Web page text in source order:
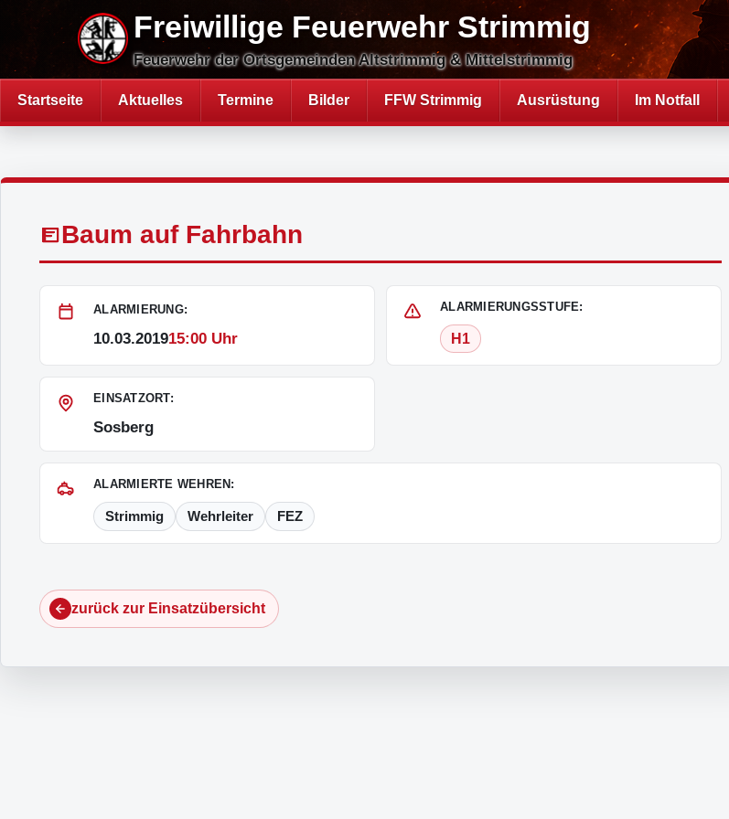
Inhalt
Freiwillige Feuerwehr Strimmig
Feuerwehr der Ortsgemeinden Altstrimmig & Mittelstrimmig
Startseite Aktuelles Termine Bilder FFW Strimmig Ausrüstung Im Notfall
Baum auf Fahrbahn
ALARMIERUNG:
10.03.201915:00 Uhr
ALARMIERUNGSSTUFE:
H1
EINSATZORT:
Sosberg
ALARMIERTE WEHREN:
Strimmig Wehrleiter FEZ
zurück zur Einsatzübersicht